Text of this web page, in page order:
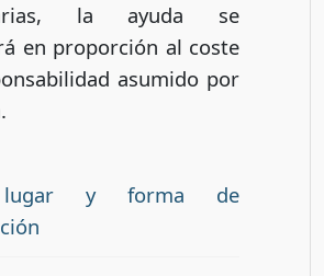
la ayuda se
en proporción al coste
asumido por
lugar y forma de